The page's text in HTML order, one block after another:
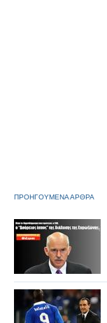
ΠΡΟΗΓΟΥΜΕΝΑ ΑΡΘΡΑ